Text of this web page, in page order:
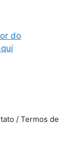
do
/ Termos de